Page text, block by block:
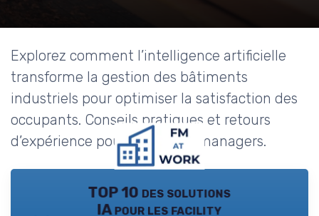
Explorez comment l’intelligence artificielle
transforme la gestion des bâtiments
industriels pour optimiser la satisfaction des
occupants. Conseils pratiques et retours
d’expérience pour les facility managers.
TOP 10 des solutions
IA pour les facility